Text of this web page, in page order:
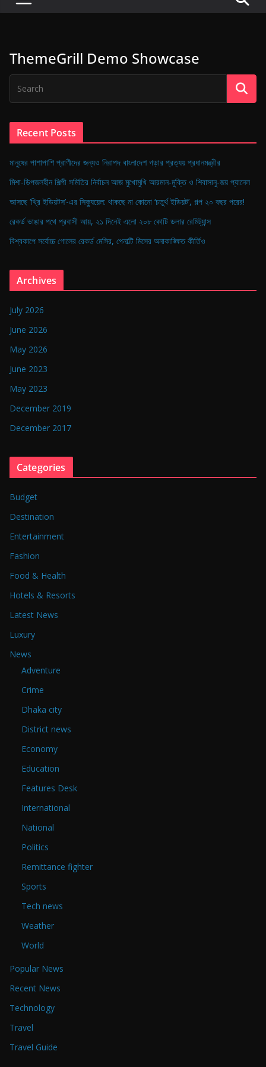
s
e
f
D
i
g
a
l
B
n
g
ThemeGrill Demo Showcase
Recent Posts
মানুষের পাশাপাশি প্রাণীদের জন্যও নিরাপদ বাংলাদেশ গড়ার প্রত্যয় প্রধানমন্ত্রীর
মিশা-ডিপজলহীন শিল্পী সমিতির নির্বাচন আজ মুখোমুখি আরমান-মুক্তি ও শিবাসানু-জয় প্যানেল
আসছে ‘থ্রি ইডিয়টস’-এর সিক্যুয়েল: থাকছে না কোনো ‘চতুর্থ ইডিয়ট’, গল্প ২০ বছর পরের!
রেকর্ড ভাঙার পথে প্রবাসী আয়, ২১ দিনেই এলো ২০৮ কোটি ডলার রেমিট্যান্স
বিশ্বকাপে সর্বোচ্চ গোলের রেকর্ড মেসির, পেনাল্টি মিসের অনাকাঙ্ক্ষিত কীর্তিও
Archives
July 2026
June 2026
May 2026
June 2023
May 2023
December 2019
December 2017
Categories
Budget
Destination
Entertainment
Fashion
Food & Health
Hotels & Resorts
Latest News
Luxury
News
Adventure
Crime
Dhaka city
District news
Economy
Education
Features Desk
International
National
Politics
Remittance fighter
Sports
Tech news
Weather
World
Popular News
Recent News
Technology
Travel
Travel Guide